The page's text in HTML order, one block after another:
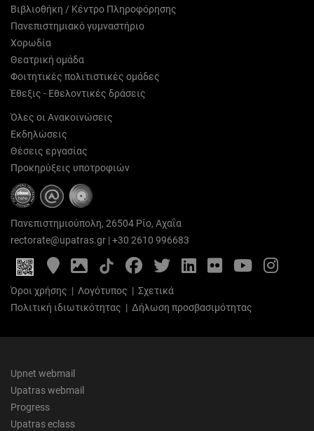
Βιβλιοθήκη / Κέντρο Πληροφόρησης
Πανεπιστημιακό γυμναστήριο
Χορωδία
Θεατρική ομάδα
Φοιτητικές πολιτιστικές ομάδες
Έθεξις - Εθελοντικές δράσεις
Όλες οι Ανακοινώσεις
Εκδηλώσεις
Θέσεις εργασίας
Προκηρύξεις υποτροφιών
Πανεπιστημιούπολη, 26504 Ρίο, Αχαΐα
rectorate@upatras.gr |+30 2610 996683
Google
Maps
Photo
Gallery
FacebookTwitterLinkedIn
FlickrYouTube
Όροι χρήσης | Λογότυπος | Σχετικά
Πολιτική ιδιωτικότητας | Δήλωση προσβασιμότητας
Upnet webmail
Upatras webmail
Progress
Upatras eclass